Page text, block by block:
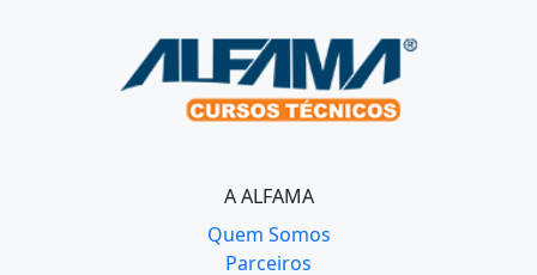
A ALFAMA
Quem Somos
Parceiros